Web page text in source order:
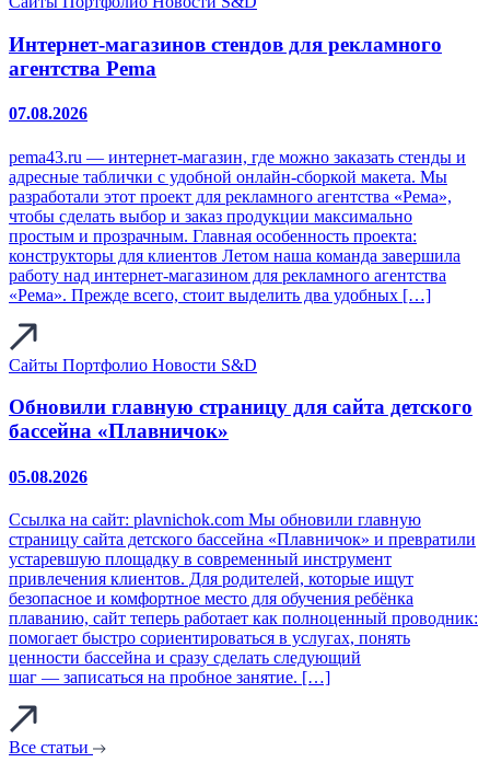
Интернет-магазинов стендов для рекламного
агентства Pema
07.08.2026
pema43.ru — интернет‑магазин, где можно заказать стенды и
адресные таблички с удобной онлайн‑сборкой макета. Мы
разработали этот проект для рекламного агентства «Рема»,
чтобы сделать выбор и заказ продукции максимально
простым и прозрачным. Главная особенность проекта:
конструкторы для клиентов Летом наша команда завершила
работу над интернет‑магазином для рекламного агентства
«Рема». Прежде всего, стоит выделить два удобных […]
Сайты Портфолио Новости S&D
Обновили главную страницу для сайта детского
бассейна «Плавничок»
05.08.2026
Ссылка на сайт: plavnichok.com Мы обновили главную
страницу сайта детского бассейна «Плавничок» и превратили
устаревшую площадку в современный инструмент
привлечения клиентов. Для родителей, которые ищут
безопасное и комфортное место для обучения ребёнка
плаванию, сайт теперь работает как полноценный проводник:
помогает быстро сориентироваться в услугах, понять
ценности бассейна и сразу сделать следующий
шаг — записаться на пробное занятие. […]
Все статьи